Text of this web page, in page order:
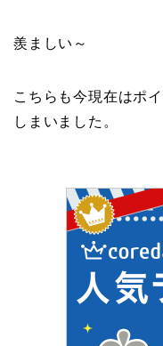
羨ましい～
こちらも今現在はポ
しまいました。